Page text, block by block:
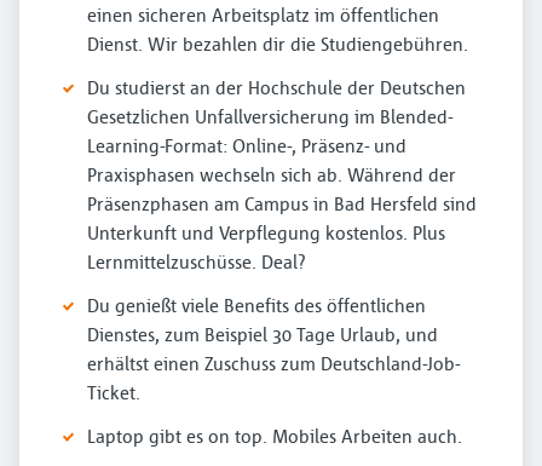
einen sicheren Arbeitsplatz im öffentlichen
Dienst. Wir bezahlen dir die Studiengebühren.
Du studierst an der Hochschule der Deutschen
Gesetzlichen Unfallversicherung im Blended-
Learning-Format: Online-, Präsenz- und
Praxisphasen wechseln sich ab. Während der
Präsenzphasen am Campus in Bad Hersfeld sind
Unterkunft und Verpflegung kostenlos. Plus
Lernmittelzuschüsse. Deal?
Du genießt viele Benefits des öffentlichen
Dienstes, zum Beispiel 30 Tage Urlaub, und
erhältst einen Zuschuss zum Deutschland-Job-
Ticket.
Laptop gibt es on top. Mobiles Arbeiten auch.